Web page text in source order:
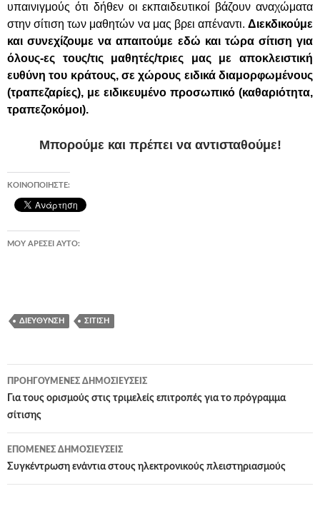
υπαινιγμούς ότι δήθεν οι εκπαιδευτικοί βάζουν αναχώματα
στην σίτιση των μαθητών να μας βρει απέναντι. Διεκδικούμε
και συνεχίζουμε να απαιτούμε εδώ και τώρα σίτιση για
όλους-ες τους/τις μαθητές/τριες μας με αποκλειστική
ευθύνη του κράτους, σε χώρους ειδικά διαμορφωμένους
(τραπεζαρίες), με ειδικευμένο προσωπικό (καθαριότητα,
τραπεζοκόμοι).
Μπορούμε και πρέπει να αντισταθούμε!
ΚΟΙΝΟΠΟΙΉΣΤΕ:
ΜΟΥ ΑΡΈΣΕΙ ΑΥΤΌ:
ΔΙΕΎΘΥΝΣΗ ΣΊΤΙΣΗ
Πλοήγηση
άρθρων
ΠΡΟΗΓΟΎΜΕΝΕΣ ΔΗΜΟΣΙΕΎΣΕΙΣ
Για τους ορισμούς στις τριμελείς επιτροπές για το πρόγραμμα
σίτισης
ΕΠΌΜΕΝΕΣ ΔΗΜΟΣΙΕΎΣΕΙΣ
Συγκέντρωση ενάντια στους ηλεκτρονικούς πλειστηριασμούς